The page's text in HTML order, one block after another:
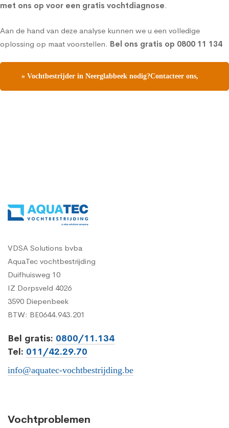
met ons op voor een gratis vochtdiagnose.
Aan de hand van deze analyse kunnen we u een volledige
oplossing op maat voorstellen. Bel ons gratis op 0800 11 134
» Vochtbestrijder in Neerglabbeek nodig?Contacteer ons,
VDSA Solutions bvba
AquaTec vochtbestrijding
Duifhuisweg 10
IZ Dorpsveld 4026
3590 Diepenbeek
BTW: BE0644.943.201
Bel gratis: 0800/11.134
Tel: 011/42.29.70
info@aquatec-vochtbestrijding.be
Vochtproblemen